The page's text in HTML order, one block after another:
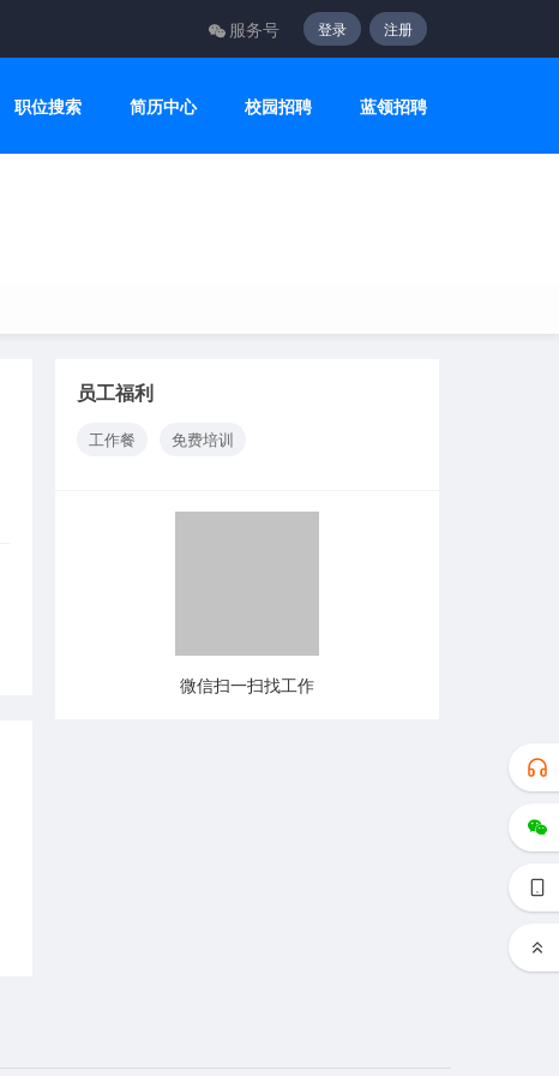
服务号 登录 注册
职位搜索 简历中心 校园招聘 蓝领招聘
员工福利
工作餐 免费培训
微信扫一扫找工作